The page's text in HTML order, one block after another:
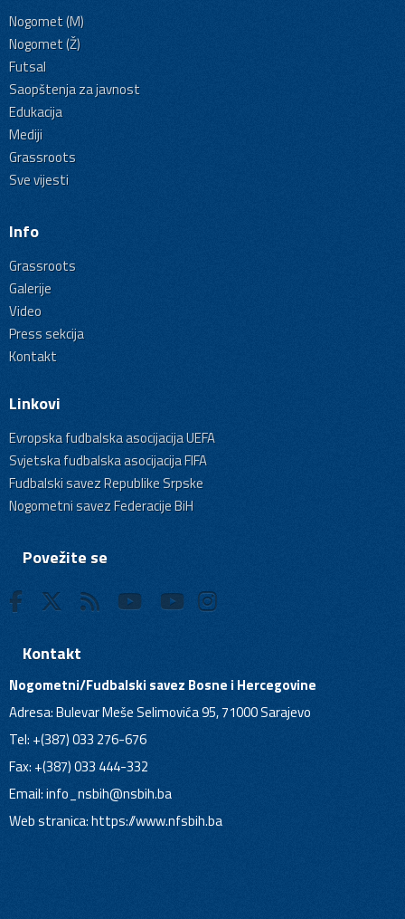
Nogomet (M)
Nogomet (Ž)
Futsal
Saopštenja za javnost
Edukacija
Mediji
Grassroots
Sve vijesti
Info
Grassroots
Galerije
Video
Press sekcija
Kontakt
Linkovi
Evropska fudbalska asocijacija UEFA
Svjetska fudbalska asocijacija FIFA
Fudbalski savez Republike Srpske
Nogometni savez Federacije BiH
Povežite se
Kontakt
Nogometni/Fudbalski savez Bosne i Hercegovine
Adresa: Bulevar Meše Selimovića 95, 71000 Sarajevo
Tel: +(387) 033 276-676
Fax: +(387) 033 444-332
Email:info_nsbih@nsbih.ba
Web stranica: https://www.nfsbih.ba